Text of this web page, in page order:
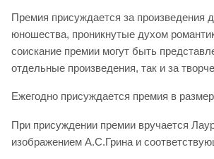
Премия присуждается за произведения
юношества, проникнутые духом
соискание премии могут быть
отдельные произведения, так и за
Ежегодно присуждается премия в
При присуждении премии вручается
изображением А.С.Грина и